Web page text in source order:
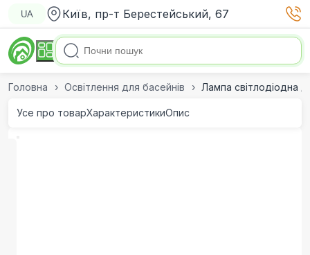
UA Київ, пр-т Берестейський, 67
Головна Освітлення для басейнів Лампа світлодіодна
Усе про товарХарактеристикиОпис